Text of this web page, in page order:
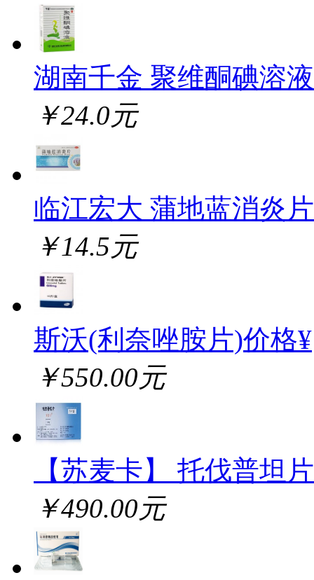
湖南千金 聚维酮碘溶液
￥24.0元
临江宏大 蒲地蓝消炎片
￥14.5元
斯沃(利奈唑胺片)价格¥
￥550.00元
【苏麦卡】 托伐普坦片
￥490.00元